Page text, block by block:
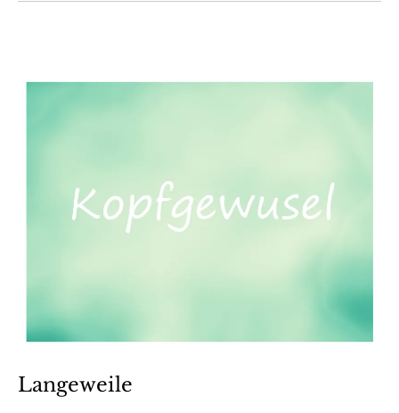
Langeweile